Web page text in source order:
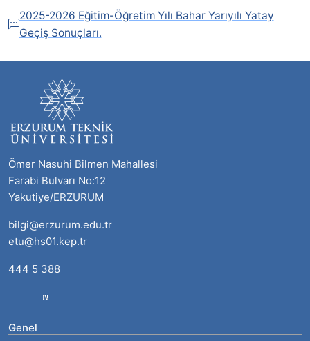
2025-2026 Eğitim-Öğretim Yılı Bahar Yarıyılı Yatay
Geçiş Sonuçları.
Ömer Nasuhi Bilmen Mahallesi
Farabi Bulvarı No:12
Yakutiye/ERZURUM
bilgi@erzurum.edu.tr
etu@hs01.kep.tr
444 5 388
Genel